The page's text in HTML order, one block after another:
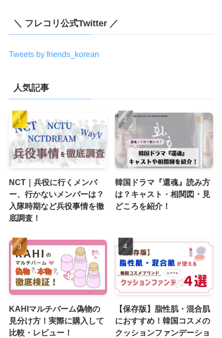
＼ フレコリ公式Twitter ／
Tweets by friends_korean
人気記事
NCT｜兵役に行くメンバ
ー、行かないメンバーは？
入隊時期など兵役事情を徹
底調査！
韓国ドラマ『還魂』読み方
は？キャスト・相関図・見
どころを紹介！
KAHIマルチバーム偽物の
見分け方！実際に購入して
比較・レビュー！
【保存版】脂性肌・混合肌
におすすめ！韓国コスメの
クッションファンデーショ